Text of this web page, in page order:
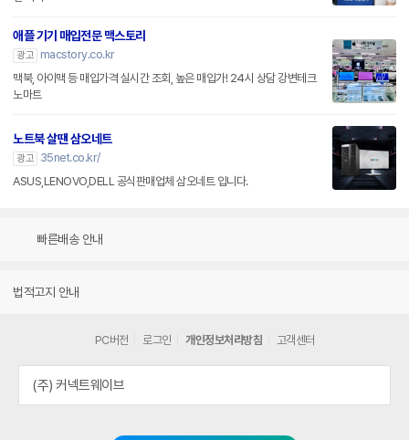
애플 기기 매입전문 맥스토리
광고
macstory.co.kr
맥북, 아이맥 등 매입가격 실시간 조회, 높은 매입가! 24시 상담 강변테크
노마트
노트북 살땐 삼오네트
광고
35net.co.kr/
ASUS,LENOVO,DELL 공식판매업체 삼오네트 입니다.
빠른배송 안내
법적고지 안내
PC버전 로그인 개인정보처리방침 고객센터
(주) 커넥트웨이브